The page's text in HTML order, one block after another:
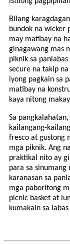
Bilang
bundok na wicker
may matibay na
ginagawang mas
piknik sa
secure na takip
iyong pagkain sa
matibay na
kaya nitong
Sa
kailangang-
fresco at gustong
mga piknik. Ang
praktikal nito ay
para sa sinumang
karanasan sa
mga paboritong
picnic basket at
kumakain sa